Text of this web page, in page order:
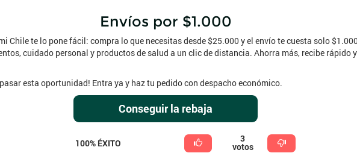
Envíos por $1.000
Chile te lo pone fácil: compra lo que necesitas desde $25.000 y el envío te cuesta solo
cuidado personal y productos de salud a un clic de distancia. Ahorra más, recibe rápido y
pasar esta oportunidad! Entra ya y haz tu pedido con despacho económico.
Conseguir la rebaja
100% ÉXITO 3
votos